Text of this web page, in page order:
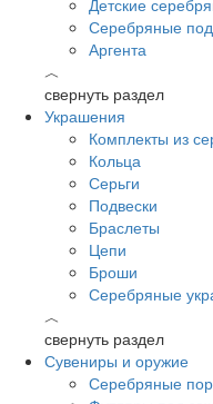
Детские
Серебряные
Аргента
︿
свернуть раздел
Украшения
Комплекты из
Кольца
Серьги
Подвески
Браслеты
Цепи
Броши
Серебряные
︿
свернуть раздел
Сувениры и оружие
Серебряные